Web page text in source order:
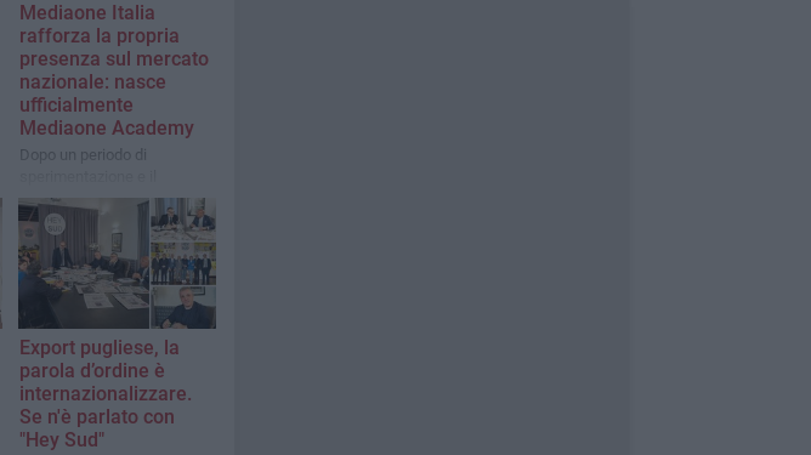
Mediaone Italia
rafforza la propria
presenza sul mercato
nazionale: nasce
ufficialmente
Mediaone Academy
Dopo un periodo di
riscontro molto positivo la
struttura parte con
un’offerta formativa mirata
Export pugliese, la
parola d’ordine è
internazionalizzare.
Se n'è parlato con
"Hey Sud"